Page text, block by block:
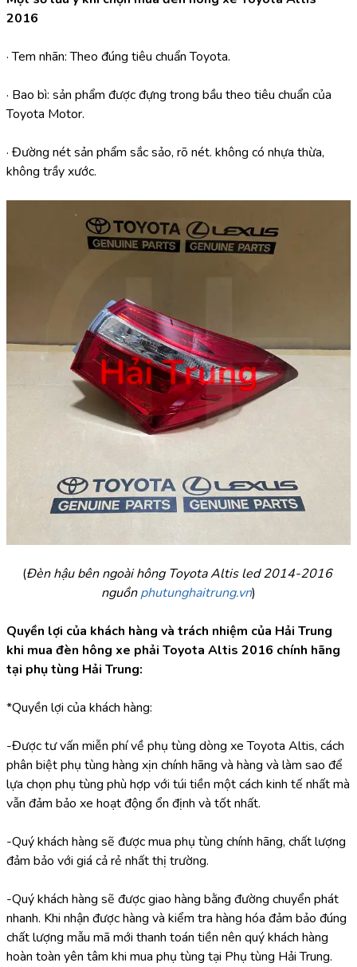
2016
· Tem nhãn: Theo đúng tiêu chuẩn Toyota.
· Bao bì: sản phẩm được đựng trong bầu theo tiêu chuẩn của
Toyota Motor.
· Đường nét sản phẩm sắc sảo, rõ nét. không có nhựa thừa,
không trầy xước.
(Đèn hậu bên ngoài hông Toyota Altis led 2014-2016
nguồn phutunghaitrung.vn)
Quyền lợi của khách hàng và trách nhiệm của Hải Trung
khi mua đèn hông xe phải Toyota Altis 2016 chính hãng
tại phụ tùng Hải Trung:
*Quyền lợi của khách hàng:
-Được tư vấn miễn phí về phụ tùng dòng xe Toyota Altis, cách
phân biệt phụ tùng hàng xịn chính hãng và hàng và làm sao để
lựa chọn phụ tùng phù hợp với túi tiền một cách kinh tế nhất mà
vẫn đảm bảo xe hoạt động ổn định và tốt nhất.
-Quý khách hàng sẽ được mua phụ tùng chính hãng, chất lượng
đảm bảo với giá cả rẻ nhất thị trường.
-Quý khách hàng sẽ được giao hàng bằng đường chuyển phát
nhanh. Khi nhận được hàng và kiểm tra hàng hóa đảm bảo đúng
chất lượng mẫu mã mới thanh toán tiền nên quý khách hàng
hoàn toàn yên tâm khi mua phụ tùng tại Phụ tùng Hải Trung.